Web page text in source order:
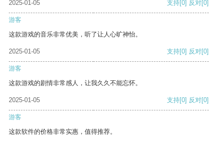
2025-01-05 支持[0] 反对[0]
游客
这款游戏的音乐非常优美，听了让人心旷神怡。
2025-01-05 支持[0] 反对[0]
游客
这款游戏的剧情非常感人，让我久久不能忘怀。
2025-01-05 支持[0] 反对[0]
游客
这款软件的价格非常实惠，值得推荐。